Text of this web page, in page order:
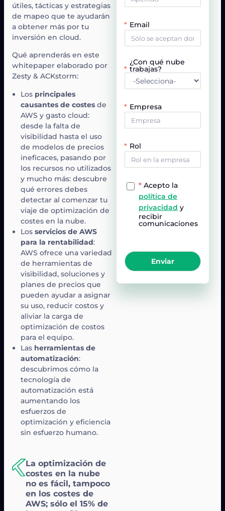
útiles, tácticas y estrategias
de mapeo que te ayudarán
a obtener más por tu
inversión en cloud.
Qué aprenderás en este
whitepaper elaborado por
Zesty & ACKstorm:
Los principales
causantes de costes de
AWS y gasto cloud:
desde la falta de
visibilidad hasta el uso
de modelos de precios
ineficaces, pasando por
los recursos no utilizados
y mucho más: descubre
qué errores debes
detectar al comenzar tu
viaje de optimización de
costes en la nube.
Los servicios de AWS
para la rentabilidad:
AWS ofrece una variedad
de herramientas de
visibilidad, soluciones y
planes de precios que
pueden ayudar a asignar
su uso, reducir costos y
aliviar la carga de
optimización de costos
para el equipo.
Las herramientas de
automatización:
descubrimos cómo la
tecnología de
automatización está
aumentando los
esfuerzos de
optimización y eficiencia
sin esfuerzo humano.
La optimización de
costes en la nube
no es fácil, tampoco
en los costes de
AWS; sólo el 15% de
Email
¿Con qué nube
trabajas?
Empresa
Rol
* Acepto la
política de
privacidad y
recibir
comunicaciones
Enviar